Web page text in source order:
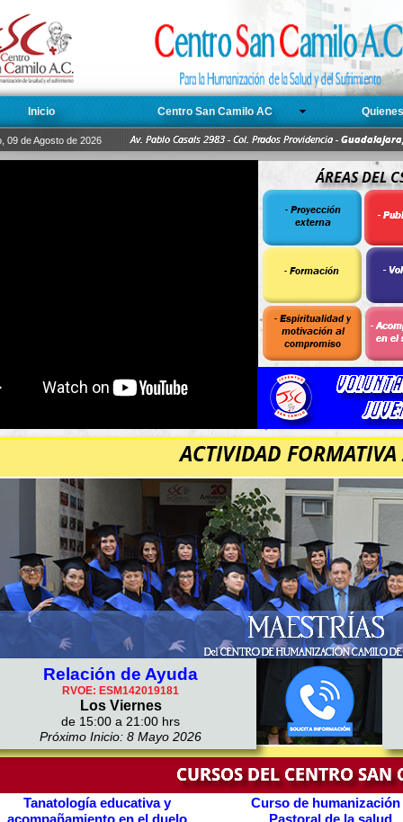
Inicio Centro San Camilo AC
Relación de Ayuda
RVOE: ESM142019181
Los Viernes
de 15:00 a 21:00 hrs
Próximo Inicio: 8 Mayo 2026
Tanatología educativa y
acompañamiento en el duelo
Curso de humanización
Pastoral de la salud
09 de Agosto de 2026